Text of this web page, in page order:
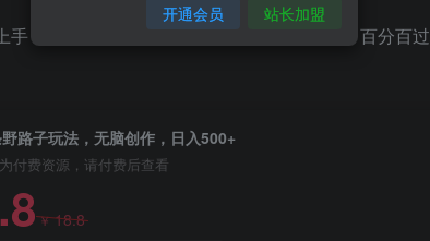
，用我们特定的工具，一键爆改爆款文章，百分百过
路子玩法，无脑创作，日入500+
付费资源，请付费后查看
￥18.8
开通会员 站长加盟